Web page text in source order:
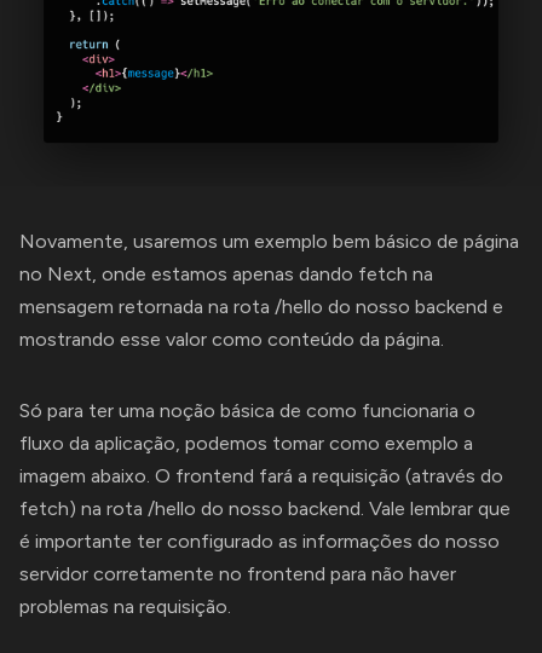
Novamente, usaremos um exemplo bem básico de página
no Next, onde estamos apenas dando fetch na
mensagem retornada na rota /hello do nosso backend e
mostrando esse valor como conteúdo da página.
Só para ter uma noção básica de como funcionaria o
fluxo da aplicação, podemos tomar como exemplo a
imagem abaixo. O frontend fará a requisição (através do
fetch) na rota /hello do nosso backend. Vale lembrar que
é importante ter configurado as informações do nosso
servidor corretamente no frontend para não haver
problemas na requisição.